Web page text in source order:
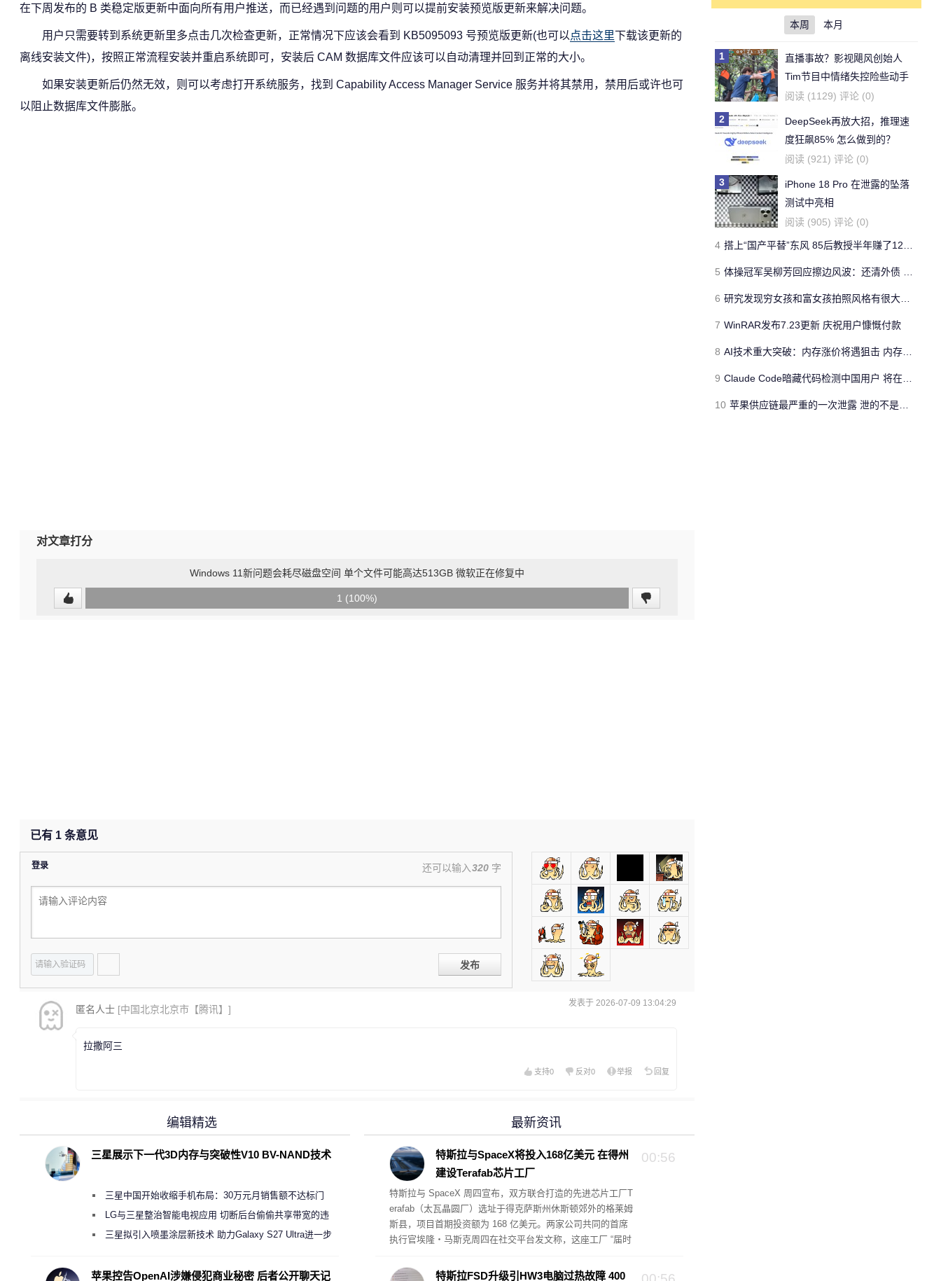
在下周发布的 B 类稳定版更新中面向所有用户推送，而已经遇到问题的用户则可以提前安装预览版更新来解决问题。
用户只需要转到系统更新里多点击几次检查更新，正常情况下应该会看到 KB5095093 号预览版更新(也可以 点击这里下载该更新的
离线安装文件)，按照正常流程安装并重启系统即可，安装后 CAM 数据库文件应该可以自动清理并回到正常的大小。
如果安装更新后仍然无效，则可以考虑打开系统服务，找到 Capability Access Manager Service 服务并将其禁用，禁用后或许也可
以阻止数据库文件膨胀。
对文章打分
Windows 11新问题会耗尽磁盘空间 单个文件可能高达513GB 微软正在修复中
1 (100%)
已有 1 条意见
登录 还可以输入320 字
发布
匿名人士 [中国北京北京市【腾讯】]
发表于 2026-07-09 13:04:29
拉撒阿三
支持0 反对0 举报 回复
最新资讯
00:56
特斯拉与SpaceX将投入168亿美元 在得州
建设Terafab芯片工厂
特斯拉与 SpaceX 周四宣布，双方联合打造的先进芯片工厂T
erafab（太瓦晶圆厂）选址于得克萨斯州休斯顿郊外的格莱姆
斯县，项目首期投资额为 168 亿美元。两家公司共同的首席
执行官埃隆・马斯克周四在社交平台发文称，这座工厂 “届时
eX 披露，厂区规划制造面积超 1 亿平方英尺。
特斯拉FSD升级引HW3电脑过热故障 400
编辑精选
三星展示下一代3D内存与突破性V10 BV-NAND技术
三星中国开始收缩手机布局：30万元月销售额不达标门
店 将被逐步清退
LG与三星整治智能电视应用 切断后台偷偷共享带宽的违
规行为三星拟引入喷墨涂层新技术 助力Galaxy S27 Ultra进一步
苹果控告OpenAI涉嫌侵犯商业秘密 后者公开聊天记
本周 本月
1
直播事故？影视飓风创始人
Tim节目中情绪失控险些动手
阅读 (1129) 评论 (0)
2
DeepSeek再放大招，推理速
度狂飙85% 怎么做到的？
阅读 (921) 评论 (0)
3
iPhone 18 Pro 在泄露的坠落
测试中亮相
阅读 (905) 评论 (0)
4 搭上“国产平替”东风 85后教授半年赚了1200亿
5 体操冠军吴柳芳回应擦边风波：还清外债 重拾体面
6 研究发现穷女孩和富女孩拍照风格有很大差异
7 WinRAR发布7.23更新 庆祝用户慷慨付款
8 AI技术重大突破：内存涨价将遇狙击 内存用量大降
9 Claude Code暗藏代码检测中国用户 将在明天发布的新版本中删除代码
10 苹果供应链最严重的一次泄露 泄的不是新iPhone长什么样